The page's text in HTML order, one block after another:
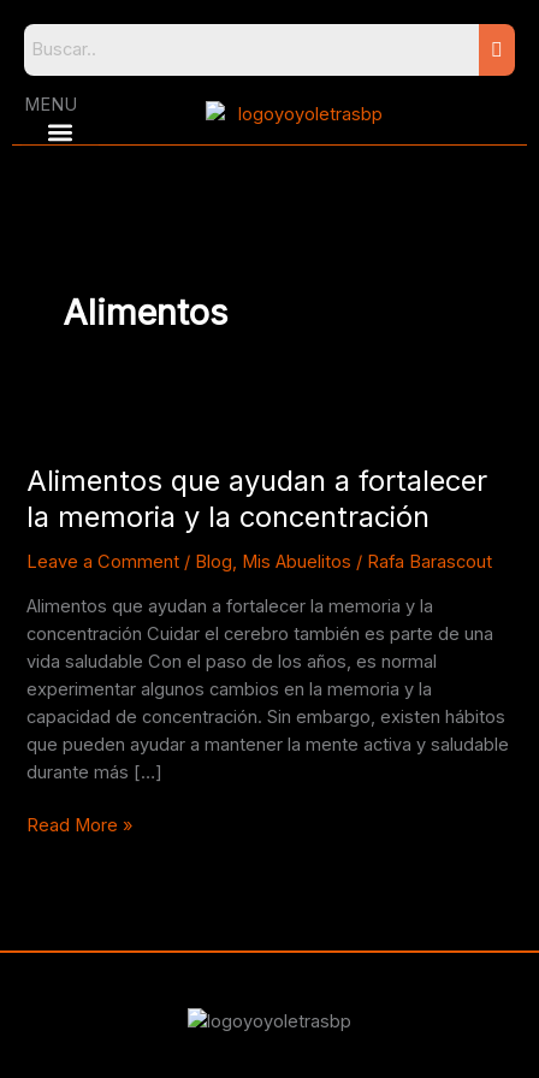
content
MENU
Alimentos
Alimentos que ayudan a fortalecer
la memoria y la concentración
Leave a Comment / Blog, Mis Abuelitos / Rafa Barascout
Alimentos que ayudan a fortalecer la memoria y la
concentración Cuidar el cerebro también es parte de una
vida saludable Con el paso de los años, es normal
experimentar algunos cambios en la memoria y la
capacidad de concentración. Sin embargo, existen hábitos
que pueden ayudar a mantener la mente activa y saludable
durante más […]
ayudan
a
fortalecer
la
y
la
concentración
Read More »